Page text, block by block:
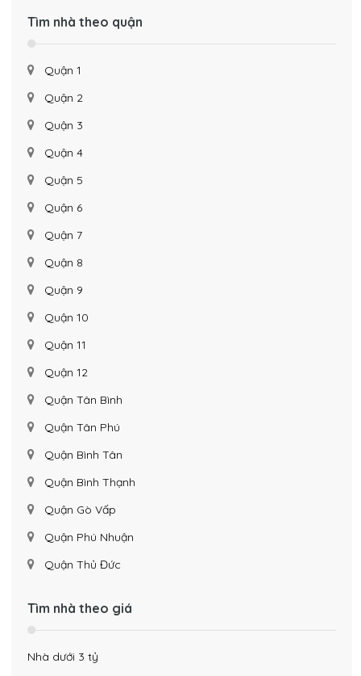
Tìm nhà theo quận
Quận 1
Quận 2
Quận 3
Quận 4
Quận 5
Quận 6
Quận 7
Quận 8
Quận 9
Quận 10
Quận 11
Quận 12
Quận Tân Bình
Quận Tân Phú
Quận Bình Tân
Quận Bình Thạnh
Quận Gò Vấp
Quận Phú Nhuận
Quận Thủ Đức
Tìm nhà theo giá
Nhà dưới 3 tỷ